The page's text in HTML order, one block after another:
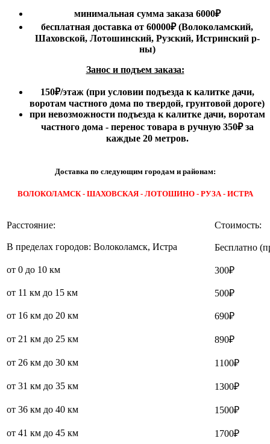
минимальная сумма заказа 6000₽
бесплатная доставка от 60000₽ (Волоколамский,
Шаховской, Лотошинский, Рузский, Истринский р-
ны)
Занос и подъем заказа:
150₽/этаж(при условии подъезда к калитке дачи,
воротам частного дома по твердой, грунтовой дороге)
при невозможности подъезда к калитке дачи, воротам
частного дома - перенос товара в ручную 350₽ за
каждые 20 метров.
Доставка по следующим городам и районам:
ВОЛОКОЛАМСК - ШАХОВСКАЯ - ЛОТОШИНО - РУЗА - ИСТРА
Расстояние: Стоимость:
В пределах городов: Волоколамск, Истра Бесплатно
от 0 до 10 км 300₽
от 11 км до 15 км 500₽
от 16 км до 20 км 690₽
от 21 км до 25 км 890₽
от 26 км до 30 км 1100₽
от 31 км до 35 км 1300₽
от 36 км до 40 км 1500₽
от 41 км до 45 км 1700₽